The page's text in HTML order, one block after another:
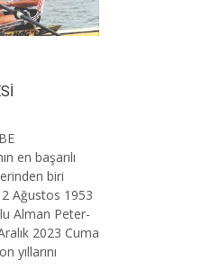
en başarılı
biri
Ağustos 1953
Alman Peter-
2023 Cuma
yıllarını